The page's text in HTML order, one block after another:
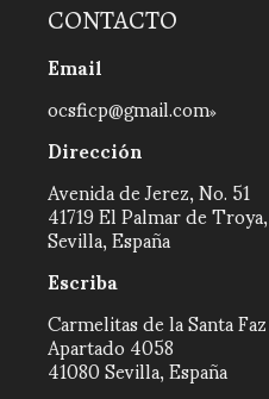
CONTACTO
Email
ocsficp@gmail.com
Dirección
Avenida de Jerez, No. 51
41719 El Palmar de Troya,
Sevilla, España
Escriba
Carmelitas de la Santa Faz
Apartado 4058
41080 Sevilla, España